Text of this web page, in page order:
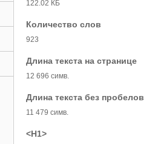
122.02 КБ
Количество слов
923
Длина текста на странице
12 696 симв.
Длина текста без пробелов
11 479 симв.
<H1>